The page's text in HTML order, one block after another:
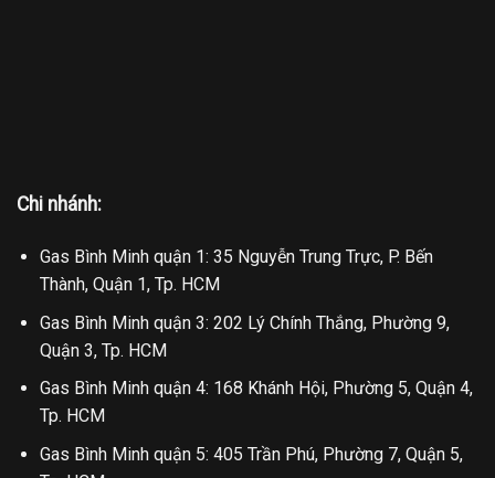
Chi nhánh:
Gas Bình Minh quận 1: 35 Nguyễn Trung Trực, P. Bến
Thành, Quận 1, Tp. HCM
Gas Bình Minh quận 3: 202 Lý Chính Thắng, Phường 9,
Quận 3, Tp. HCM
Gas Bình Minh quận 4: 168 Khánh Hội, Phường 5, Quận 4,
Tp. HCM
Gas Bình Minh quận 5: 405 Trần Phú, Phường 7, Quận 5,